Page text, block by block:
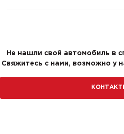
Не нашли свой автомобиль в
Свяжитесь с нами, возможно у